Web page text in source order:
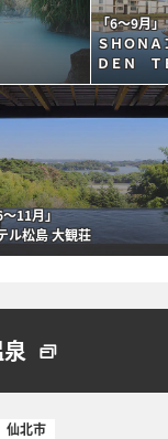
「6～9月」
ＳＨＯＮ
ＤＥＮ Ｔ
～11月」
ル松島 大観荘
北市